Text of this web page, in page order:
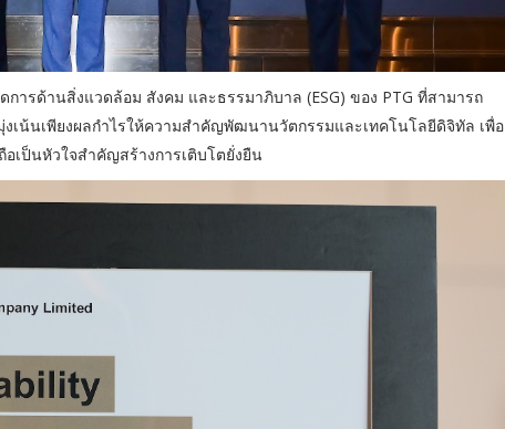
ารด้านสิ่งแวดล้อม สังคม และธรรมาภิบาล (ESG) ของ PTG ที่สามารถ
เน้นเพียงผลกำไรให้ความสำคัญพัฒนานวัตกรรมและเทคโนโลยีดิจิทัล เพื่อ
ป็นหัวใจสำคัญสร้างการเติบโตยั่งยืน